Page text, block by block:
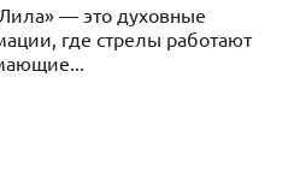
— это духовные
где стрелы работают